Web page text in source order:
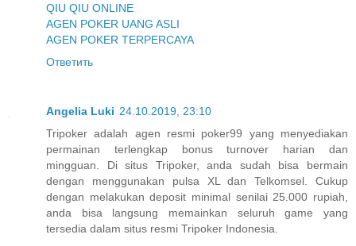
QIU QIU ONLINE
AGEN POKER UANG ASLI
AGEN POKER TERPERCAYA
Ответить
Angelia Luki 24.10.2019, 23:10
Tripoker adalah agen resmi poker99 yang menyediakan
permainan terlengkap bonus turnover harian dan
mingguan. Di situs Tripoker, anda sudah bisa bermain
dengan menggunakan pulsa XL dan Telkomsel. Cukup
dengan melakukan deposit minimal senilai 25.000 rupiah,
anda bisa langsung memainkan seluruh game yang
tersedia dalam situs resmi Tripoker Indonesia.